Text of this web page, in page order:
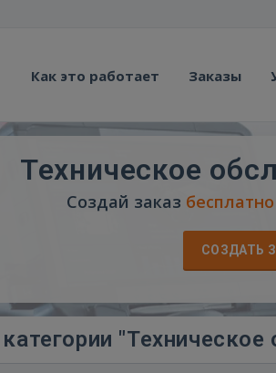
Как это работает Заказы
Техническое
Создай заказ бесплатно
СОЗДАТЬ